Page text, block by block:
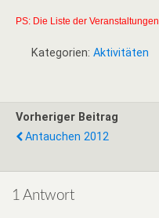
PS: Die Liste der
Kategorien: Aktivitäten
Vorheriger Beitrag
Antauchen 2012
1 Antwort